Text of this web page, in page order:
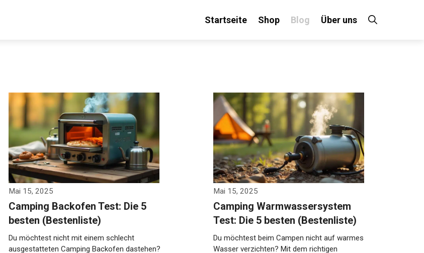
Startseite Shop Blog Über uns
Mai 15, 2025
Camping Backofen Test: Die 5
besten (Bestenliste)
Du möchtest nicht mit einem schlecht
ausgestatteten Camping Backofen dastehen?
Mai 15, 2025
Camping Warmwassersystem
Test: Die 5 besten (Bestenliste)
Du möchtest beim Campen nicht auf warmes
Wasser verzichten? Mit dem richtigen